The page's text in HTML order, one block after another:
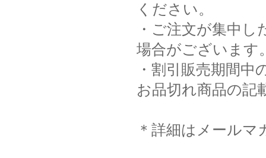
ください。
・ご注文が集中
場合がございます
・割引販売期間
お品切れ商品の記
＊詳細はメール